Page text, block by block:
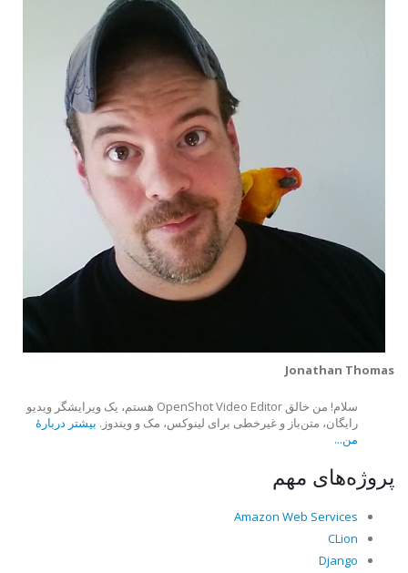
Jonathan Thomas
سلام! من خالق OpenShot Video Editor هستم، یک ویرایشگر ویدیو
رایگان، متن‌باز و غیرخطی برای لینوکس، مک و ویندوز. بیشتر دربارهٔ
من...
پروژه‌های مهم
Amazon Web Services
CLion
Django